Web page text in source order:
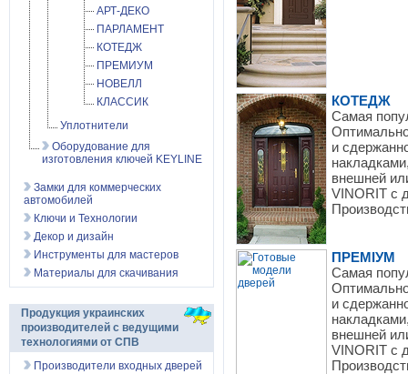
КОТЕДЖ
Самая
и
внешней
VINORIT с
ПРЕМІУМ
Самая
и
внешней
VINORIT с
АРТ-ДЕКО
ПАРЛАМЕНТ
КОТЕДЖ
ПРЕМИУМ
НОВЕЛЛ
КЛАССИК
Уплотнители
Оборудование для
изготовления ключей KEYLINE
Замки для коммерческих
автомобилей
Ключи и Технологии
Декор и дизайн
Инструменты для мастеров
Материалы для скачивания
Продукция украинских
производителей с ведущими
технологиями от СПВ
Производители входных дверей